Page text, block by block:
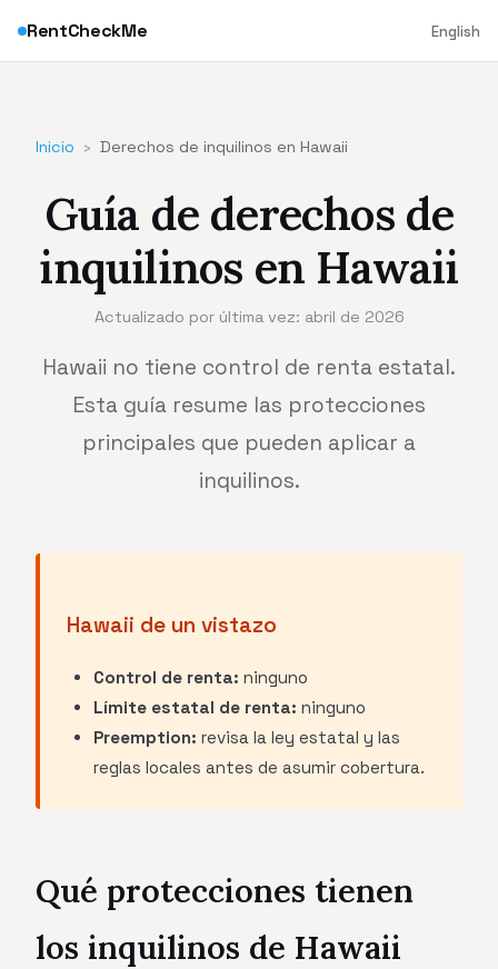
RentCheckMe English
Inicio › Derechos de inquilinos en Hawaii
Guía de derechos de
inquilinos en Hawaii
Actualizado por última vez: abril de 2026
Hawaii no tiene control de renta estatal.
Esta guía resume las protecciones
principales que pueden aplicar a
inquilinos.
Hawaii de un vistazo
Control de renta: ninguno
Límite estatal de renta: ninguno
Preemption: revisa la ley estatal y las
reglas locales antes de asumir cobertura.
Qué protecciones tienen
los inquilinos de Hawaii